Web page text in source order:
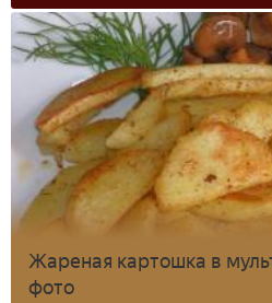
Жареная картошка в
фото